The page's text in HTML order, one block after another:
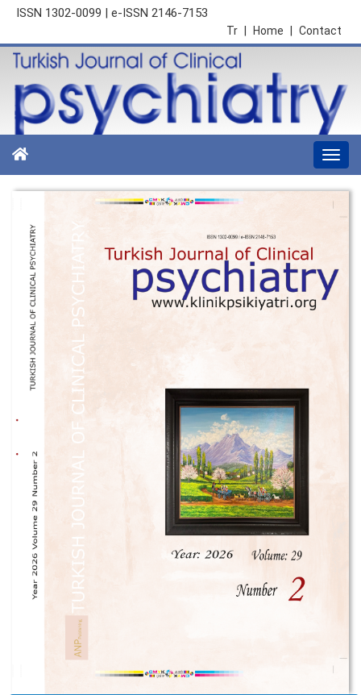
ISSN 1302-0099 | e-ISSN 2146-7153
Contact
Home
Tr